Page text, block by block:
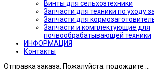
Винты для сельхозтехники
Запчасти для техники по уходу
Запчасти для
Запчасти и комплектующие для
почвообрабатывающей техники
ИНФОРМАЦИЯ
Контакты
Отправка заказа. Пожалуйста, подождите ...